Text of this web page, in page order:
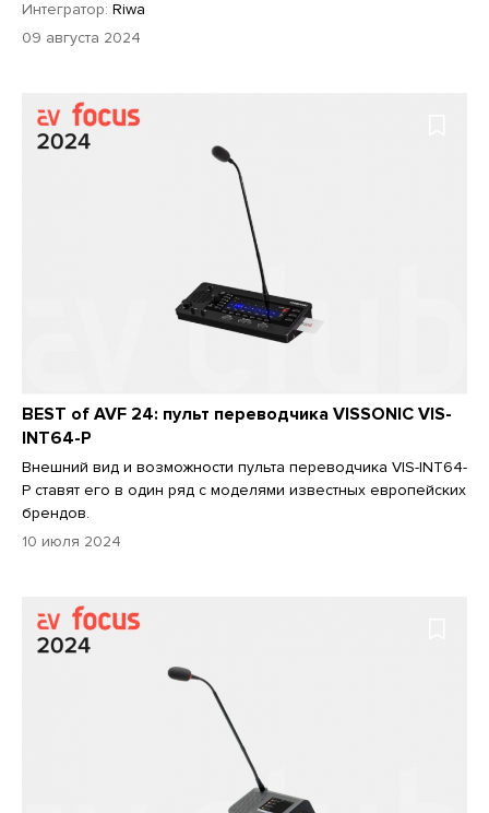
Интегратор: Riwa
09 августа 2024
BEST of AVF 24: пульт переводчика VISSONIC VIS-
INT64-P
Внешний вид и возможности пульта переводчика VIS-INT64-
P ставят его в один ряд с моделями известных европейских
брендов.
10 июля 2024